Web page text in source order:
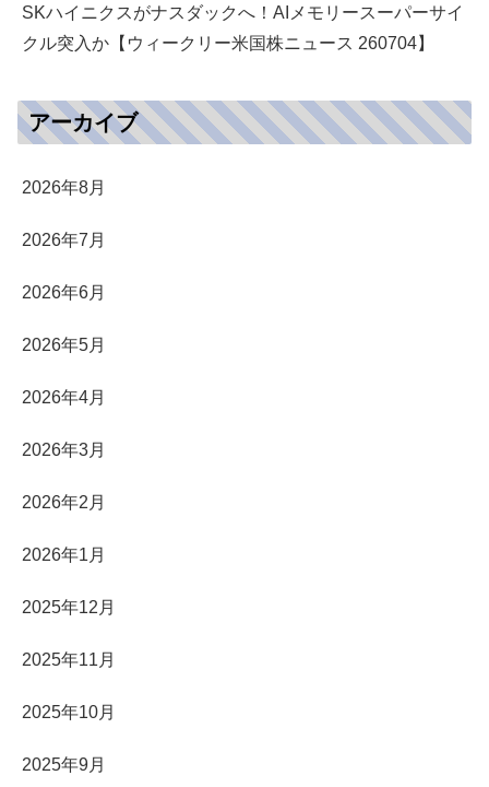
SKハイニクスがナスダックへ！AIメモリースーパーサイ
クル突入か【ウィークリー米国株ニュース 260704】
アーカイブ
2026年8月
2026年7月
2026年6月
2026年5月
2026年4月
2026年3月
2026年2月
2026年1月
2025年12月
2025年11月
2025年10月
2025年9月